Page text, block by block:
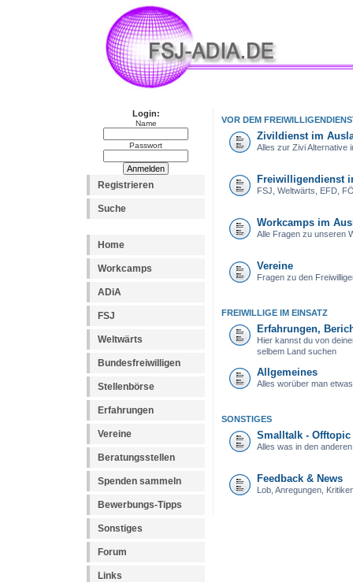
Login:
Name
Passwort
Registrieren
Suche
Home
Workcamps
ADiA
FSJ
Weltwärts
Bundesfreiwilligen
Stellenbörse
Erfahrungen
Vereine
Beratungsstellen
Spenden sammeln
Bewerbungs-Tipps
Sonstiges
Forum
Links
VOR DEM
Zivildienst im
Alles zur Zivi Alternative
Freiwilligendienst
FSJ, Weltwärts, EFD,
Workcamps im
Alle Fragen zu unseren
Vereine
Fragen zu den
FREIWILLIGE IM EINSATZ
Erfahrungen,
Hier kannst du von
selbem Land suchen
Allgemeines
Alles worüber man
SONSTIGES
Smalltalk - Offtopic
Alles was in den
Feedback & News
Lob, Anregungen,